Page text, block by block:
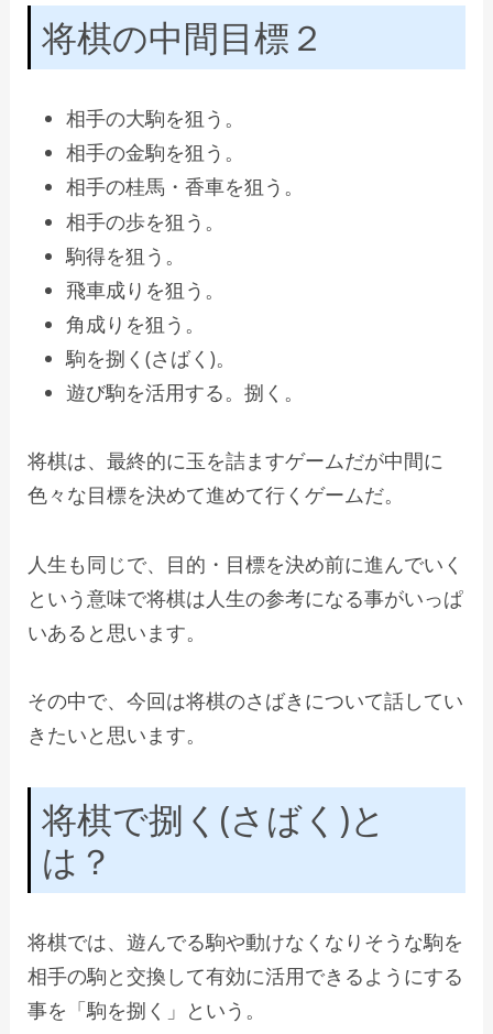
将棋の中間目標２
相手の大駒を狙う。
相手の金駒を狙う。
相手の桂馬・香車を狙う。
相手の歩を狙う。
駒得を狙う。
飛車成りを狙う。
角成りを狙う。
駒を捌く(さばく)。
遊び駒を活用する。捌く。
将棋は、最終的に玉を詰ますゲームだが中間に
色々な目標を決めて進めて行くゲームだ。
人生も同じで、目的・目標を決め前に進んでいく
という意味で将棋は人生の参考になる事がいっぱ
いあると思います。
その中で、今回は将棋のさばきについて話してい
きたいと思います。
将棋で捌く(さばく)と
は？
将棋では、遊んでる駒や動けなくなりそうな駒を
相手の駒と交換して有効に活用できるようにする
事を「駒を捌く」という。